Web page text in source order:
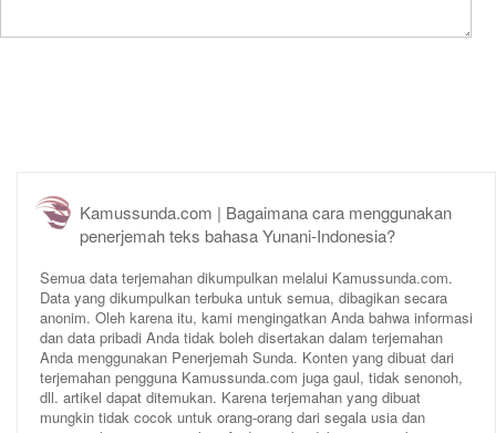
Kamussunda.com | Bagaimana cara menggunakan
penerjemah teks bahasa Yunani-Indonesia?
Semua data terjemahan dikumpulkan melalui Kamussunda.com.
Data yang dikumpulkan terbuka untuk semua, dibagikan secara
anonim. Oleh karena itu, kami mengingatkan Anda bahwa informasi
dan data pribadi Anda tidak boleh disertakan dalam terjemahan
Anda menggunakan Penerjemah Sunda. Konten yang dibuat dari
terjemahan pengguna Kamussunda.com juga gaul, tidak senonoh,
dll. artikel dapat ditemukan. Karena terjemahan yang dibuat
mungkin tidak cocok untuk orang-orang dari segala usia dan